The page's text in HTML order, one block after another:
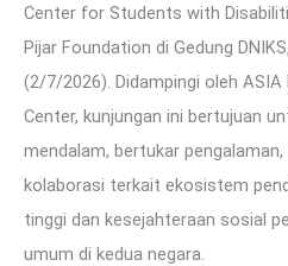
Center for Students with
Pijar Foundation di Gedung
(2/7/2026). Didampingi oleh
Center, kunjungan ini bertujuan
mendalam, bertukar
kolaborasi terkait ekosistem
tinggi dan kesejahteraan sosial
umum di kedua negara.